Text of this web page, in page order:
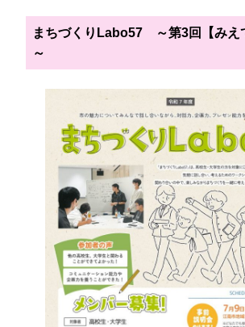
まちづくりLabo57　～第3回【みえ
～